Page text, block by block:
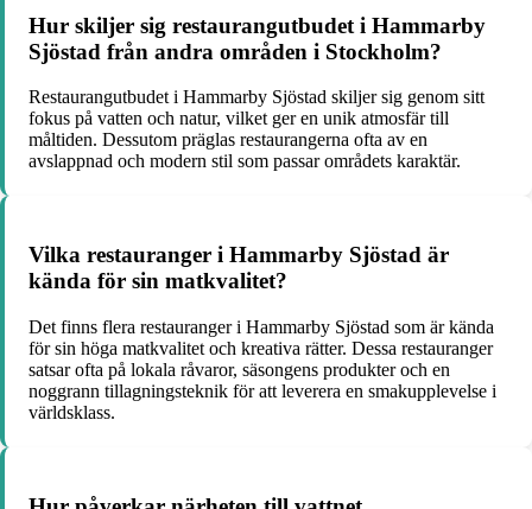
Hur skiljer sig restaurangutbudet i Hammarby
Sjöstad från andra områden i Stockholm?
Restaurangutbudet i Hammarby Sjöstad skiljer sig genom sitt
fokus på vatten och natur, vilket ger en unik atmosfär till
måltiden. Dessutom präglas restaurangerna ofta av en
avslappnad och modern stil som passar områdets karaktär.
Vilka restauranger i Hammarby Sjöstad är
kända för sin matkvalitet?
Det finns flera restauranger i Hammarby Sjöstad som är kända
för sin höga matkvalitet och kreativa rätter. Dessa restauranger
satsar ofta på lokala råvaror, säsongens produkter och en
noggrann tillagningsteknik för att leverera en smakupplevelse i
världsklass.